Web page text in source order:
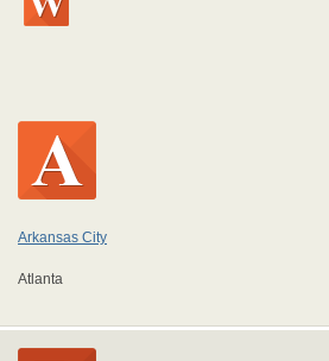
Arkansas City
Atlanta